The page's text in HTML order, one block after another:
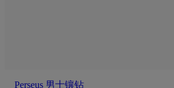
Perseus 男士镶钻